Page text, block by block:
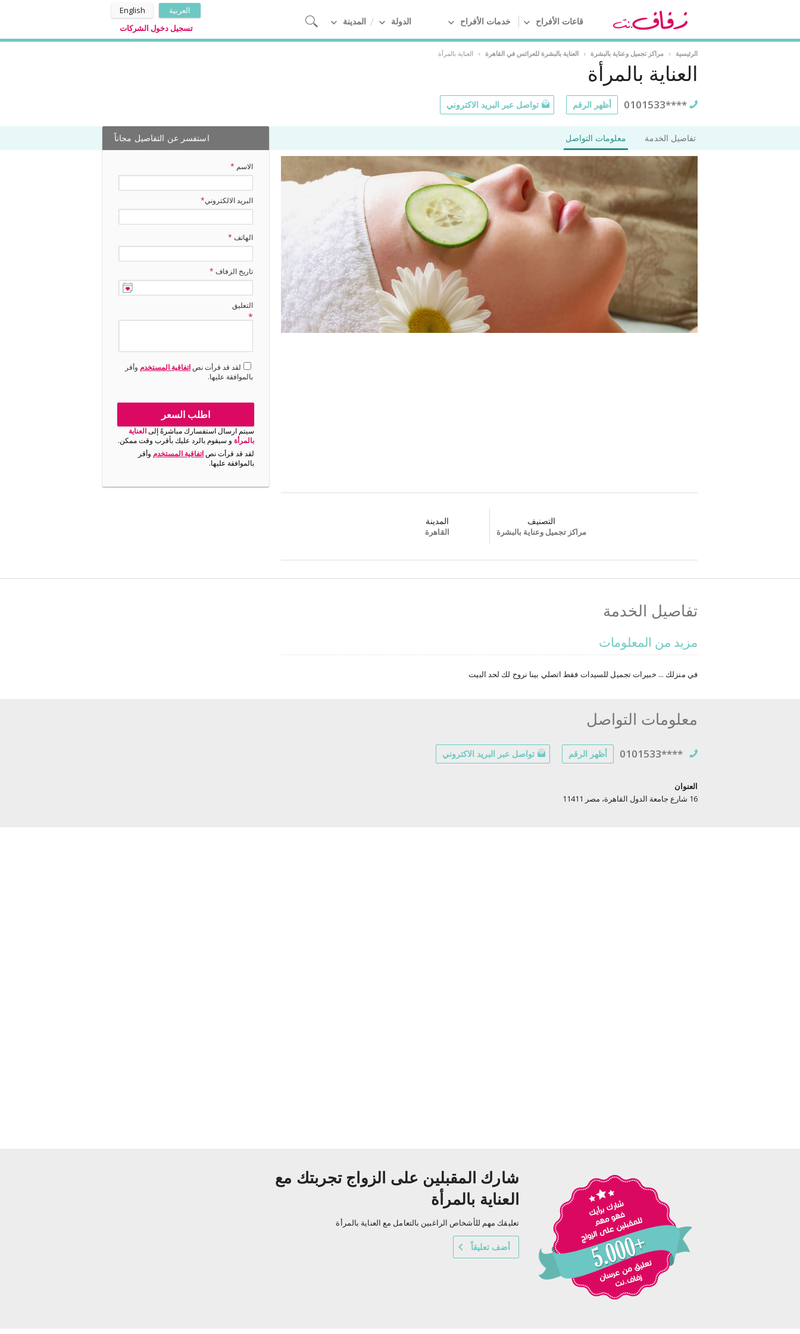
قاعات الأفراح خدمات الأفراح الدولة المدينة
العربية
English
تسجيل دخول الشركات
الرئيسية › مراكز تجميل وعناية بالبشرة › العناية بالبشرة للعرائس في القاهرة › العناية بالمرأة
العناية بالمرأة
0101533**** أظهر الرقم تواصل عبر البريد الاكتروني
تفاصيل الخدمة معلومات التواصل
التصنيف
مراكز تجميل وعناية بالبشرة
المدينة
القاهرة
استفسر عن التفاصيل مجاناً
الاسم *
البريد الالكتروني*
الهاتف *
تاريخ الزفاف *
التعليق
*
لقد قد قرأت نصاتفاقية المستخدم وأقر
بالموافقة عليها.
اطلب السعر
سيتم ارسال استفسارك مباشرةً إلىالعناية
بالمرأة و سيقوم بالرد عليك بأقرب وقت ممكن.
لقد قد قرأت نصاتفاقية المستخدم وأقر
بالموافقة عليها.
تفاصيل الخدمة
مزيد من المعلومات
في منزلك ... خبيرات تجميل للسيدات فقط اتصلي بينا نروح لك لحد البيت
معلومات التواصل
0101533**** أظهر الرقم تواصل عبر البريد الاكتروني
العنوان
16 شارع جامعة الدول القاهرة، مصر 11411
شارك المقبلين على الزواج تجربتك مع
العناية بالمرأة
تعليقك مهم للأشخاص الراغبين بالتعامل مع العناية بالمرأة
أضف تعليقاً